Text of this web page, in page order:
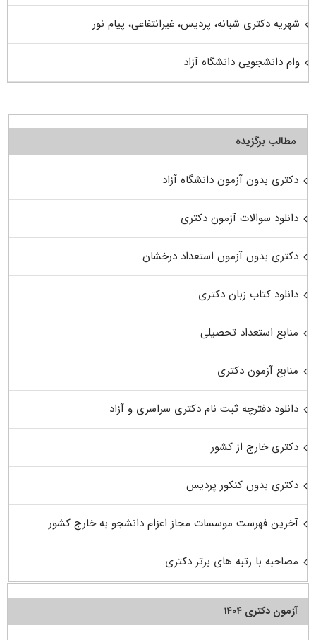
شهریه دکتری شبانه، پردیس، غیرانتفاعی، پیام نور
وام دانشجویی دانشگاه آزاد
مطالب برگزیده
دکتری بدون آزمون دانشگاه آزاد
دانلود سوالات آزمون دکتری
دکتری بدون آزمون استعداد درخشان
دانلود کتاب زبان دکتری
منابع استعداد تحصیلی
منابع آزمون دکتری
دانلود دفترچه ثبت نام دکتری سراسری و آزاد
دکتری خارج از کشور
دکتری بدون کنکور پردیس
آخرین فهرست موسسات مجاز اعزام دانشجو به خارج کشور
مصاحبه با رتبه های برتر دکتری
آزمون دکتری ۱۴۰۴